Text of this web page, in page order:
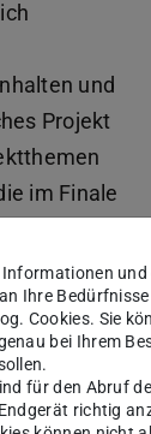
und
Projekt
im Finale
Ihre
Cookies. Sie
bei Ihrem
für den Abruf
richtig